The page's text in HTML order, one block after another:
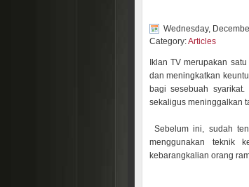
Wednesday,
Category:Articles
Iklan TV merupakan
dan meningkatkan
bagi sesebuah
sekaligus meninggalkan
Sebelum ini, sudah
menggunakan teknik
kebarangkalian orang